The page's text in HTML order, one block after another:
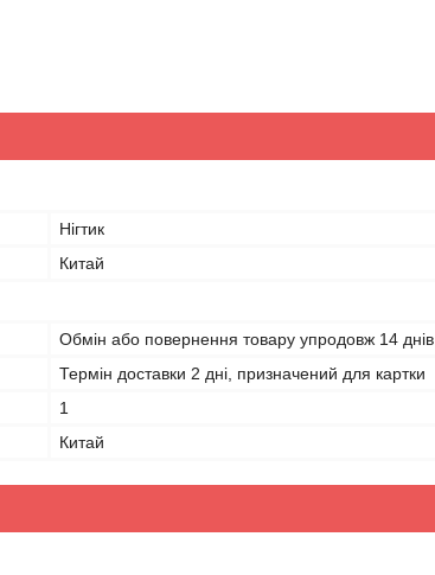
Нігтик
Китай
Обмін або повернення товару упродовж 14 днів
Термін доставки 2 дні, призначений для картки
1
Китай